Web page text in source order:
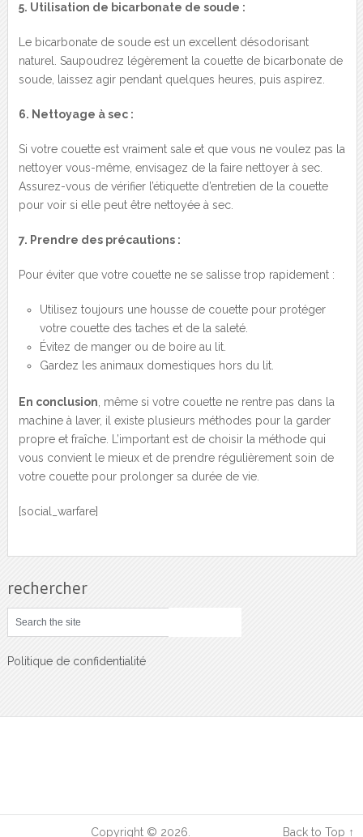
5. Utilisation de bicarbonate de soude :
Le bicarbonate de soude est un excellent désodorisant
naturel. Saupoudrez légèrement la couette de bicarbonate de
soude, laissez agir pendant quelques heures, puis aspirez.
6. Nettoyage à sec :
Si votre couette est vraiment sale et que vous ne voulez pas la
nettoyer vous-même, envisagez de la faire nettoyer à sec.
Assurez-vous de vérifier l’étiquette d’entretien de la couette
pour voir si elle peut être nettoyée à sec.
7. Prendre des précautions :
Pour éviter que votre couette ne se salisse trop rapidement :
Utilisez toujours une housse de couette pour protéger
votre couette des taches et de la saleté.
Évitez de manger ou de boire au lit.
Gardez les animaux domestiques hors du lit.
En conclusion , même si votre couette ne rentre pas dans la
machine à laver, il existe plusieurs méthodes pour la garder
propre et fraîche. L’important est de choisir la méthode qui
vous convient le mieux et de prendre régulièrement soin de
votre couette pour prolonger sa durée de vie.
[social_warfare]
rechercher
Politique de confidentialité
Copyright © 2026. Back to Top ↑